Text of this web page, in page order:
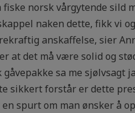
norsk vårgytende sild
naken dette, fikk vi
anskaffelse, sier
at det må være solid og
sa me sjølvsagt
sikkert forstår er dette
spurt om man ønsker å